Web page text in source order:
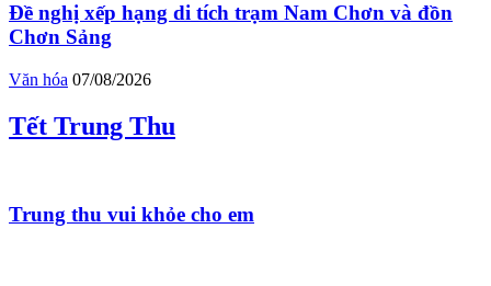
Đề nghị xếp hạng di tích trạm Nam Chơn và đồn
Chơn Sảng
Văn hóa 07/08/2026
Tết Trung Thu
Trung thu vui khỏe cho em